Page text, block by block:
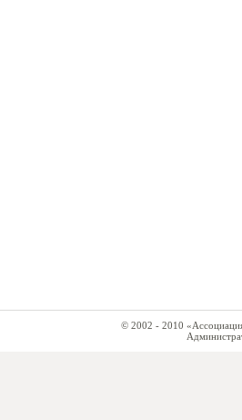
© 2002 - 2010 «Ассоциация